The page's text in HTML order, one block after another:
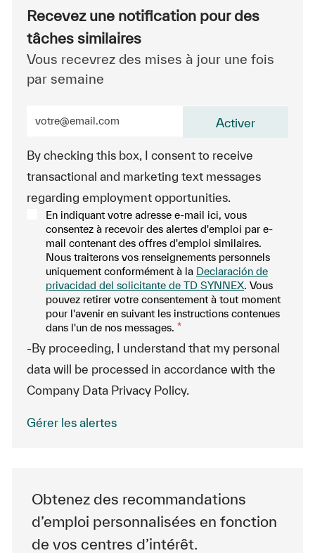
Recevez une notification pour des
tâches similaires
Vous recevrez des mises à jour une fois
par semaine
By checking this box, I consent to receive
transactional and marketing text messages
regarding employment opportunities.
En indiquant votre adresse e-mail ici, vous
consentez à recevoir des alertes d'emploi par e-
mail contenant des offres d'emploi similaires.
Nous traiterons vos renseignements personnels
uniquement conformément à la Declaración de
privacidad del solicitante de TD SYNNEX. Vous
pouvez retirer votre consentement à tout moment
pour l'avenir en suivant les instructions contenues
dans l'un de nos messages. *
-By proceeding, I understand that my personal
data will be processed in accordance with the
Company Data Privacy Policy.
Activer
Gérer les alertes
Obtenez des recommandations
d’emploi personnalisées en fonction
de vos centres d’intérêt.